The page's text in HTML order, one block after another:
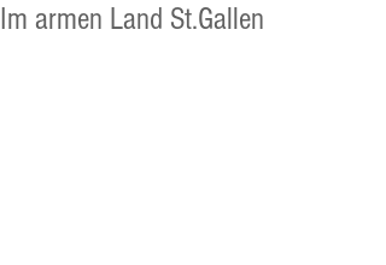
Im armen Land St.Gallen